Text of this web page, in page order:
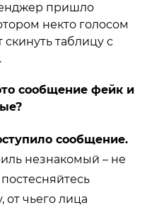
пришло
некто голосом
таблицу с
сообщение фейк и
сообщение.
незнакомый – не
от чьего лица